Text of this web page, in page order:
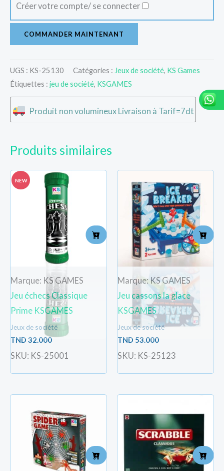
Créer votre compte/ se connecter
COMMANDER MAINTENANT
UGS : KS-25130 Catégories : Jeux de société, KS Games
Étiquettes : jeu de société, KSGAMES
Produit non volumineux Livraison à Tarif=7dt
Produits similaires
NEW
Marque: KS GAMES
Jeu échecs Classique
Prime KSGAMES
Jeux de société
TND 32.000
SKU: KS-25001
Marque: KS GAMES
Jeu cassons la glace
KSGAMES
Jeux de société
TND 53.000
SKU: KS-25123